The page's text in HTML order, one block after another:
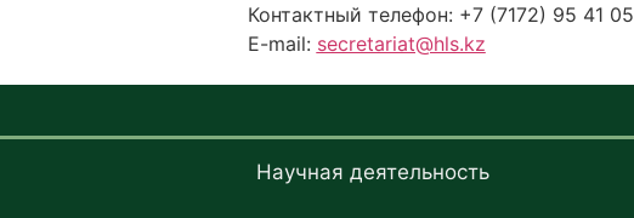
Контактный телефон: +7 (7172) 95 41 05
E-mail: secretariat@hls.kz
Научная деятельность